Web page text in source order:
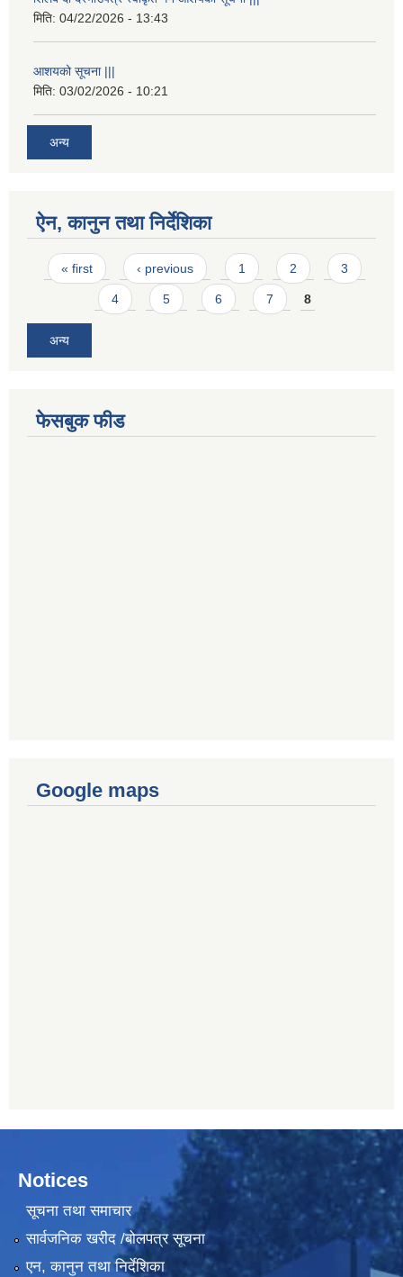
मिति: 04/22/2026 - 13:43
आशयको सूचना |||
मिति: 03/02/2026 - 10:21
अन्य
ऐन, कानुन तथा निर्देशिका
Pages
« first ‹ previous 1 2 3
4 5 6 7 8
अन्य
फेसबुक फीड
Google maps
Notices
सूचना तथा समाचार
सार्वजनिक खरीद /बोलपत्र सूचना
एन, कानुन तथा निर्देशिका